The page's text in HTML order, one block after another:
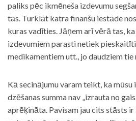
paliks pēc ikmēneša izdevumu
tās. Turklāt katra finanšu iestāde
kuras vadīties. Jāņem arī vērā tas,
izdevumiem parasti netiek
medikamentiem utt., jo daudziem tie
Kā secinājumu varam teikt, ka
dzēšanas summa nav „izrauta no
aprēķināta. Pavisam jau cits stāsts ir